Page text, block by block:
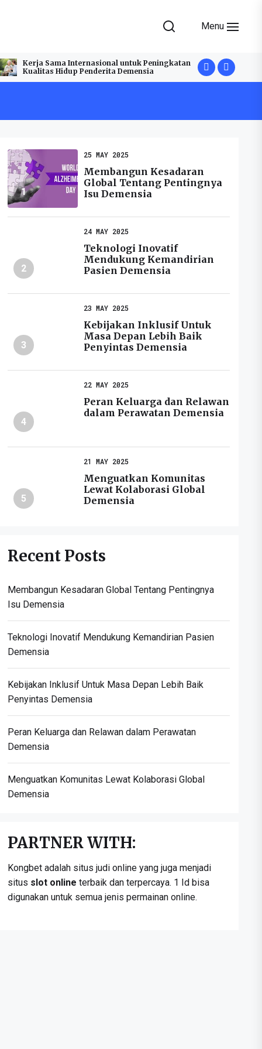
Menu
Cara Bermain Dengan Aman di Situs Slot
Online
Naikkan
Gacor:
1
25 MAY 2025
Membangun Kesadaran
Global Tentang Pentingnya
Isu Demensia
2
24 MAY 2025
Teknologi Inovatif
Mendukung Kemandirian
Pasien Demensia
3
23 MAY 2025
Kebijakan Inklusif Untuk
Masa Depan Lebih Baik
Penyintas Demensia
4
22 MAY 2025
Peran Keluarga dan Relawan
dalam Perawatan Demensia
5
21 MAY 2025
Menguatkan Komunitas
Lewat Kolaborasi Global
Demensia
Recent Posts
Membangun Kesadaran Global Tentang Pentingnya
Isu Demensia
Teknologi Inovatif Mendukung Kemandirian Pasien
Demensia
Kebijakan Inklusif Untuk Masa Depan Lebih Baik
Penyintas Demensia
Peran Keluarga dan Relawan dalam Perawatan
Demensia
Menguatkan Komunitas Lewat Kolaborasi Global
Demensia
PARTNER WITH:
Kongbet adalah situs judi online yang juga menjadi
situs slot online terbaik dan terpercaya. 1 Id bisa
digunakan untuk semua jenis permainan online.